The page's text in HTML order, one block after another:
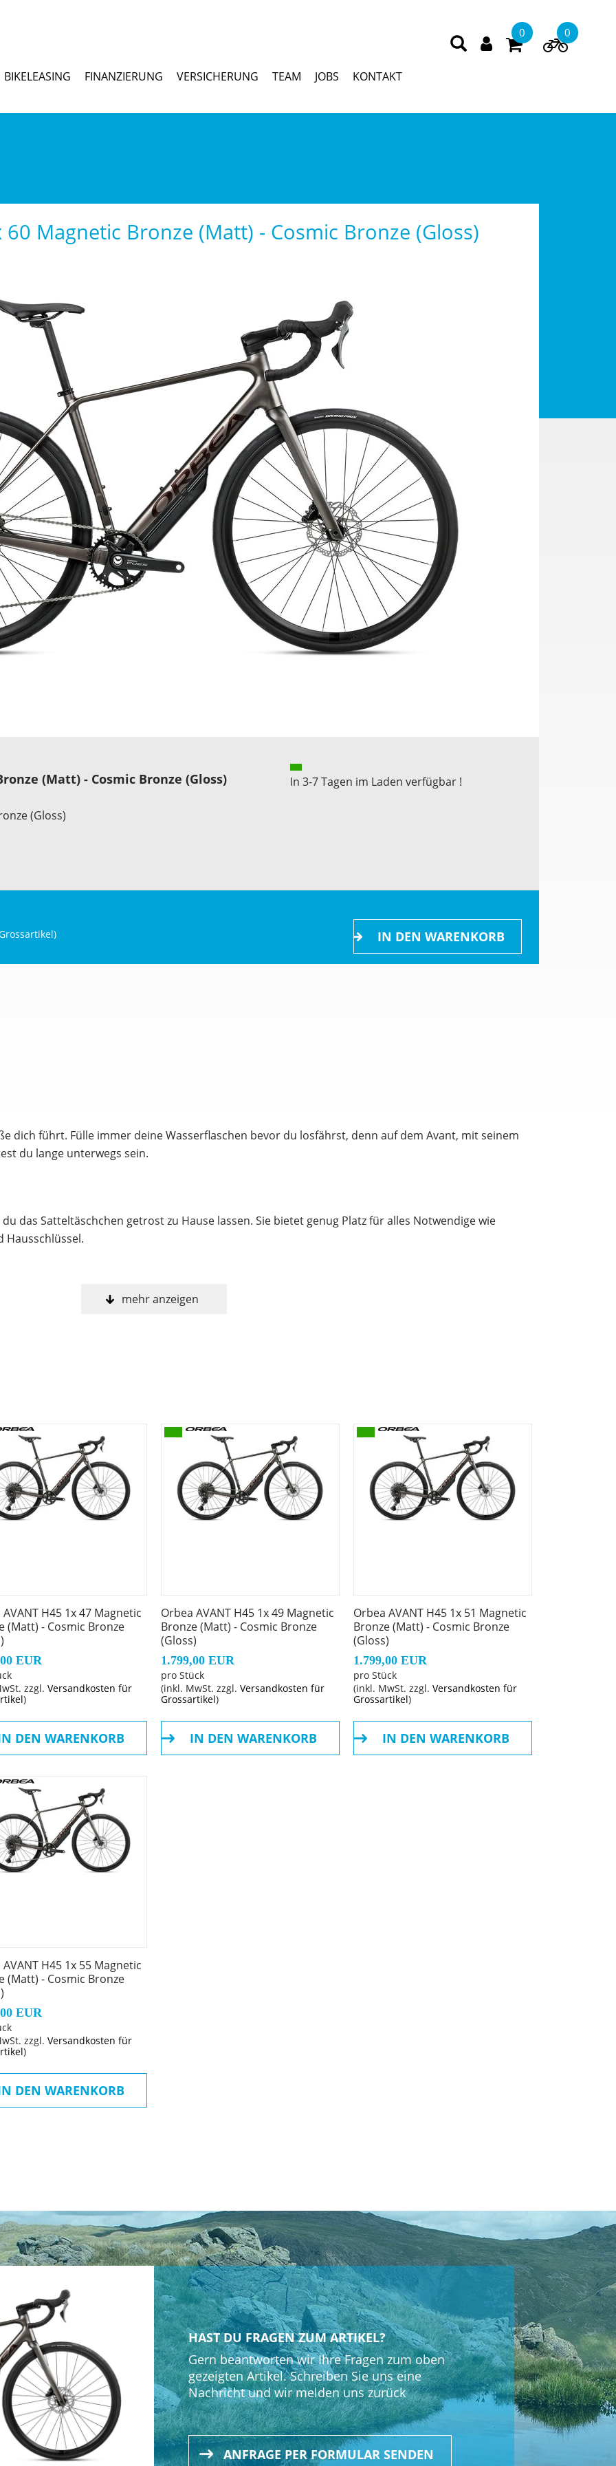
0 0
BIKELEASING FINANZIERUNG VERSICHERUNG TEAM JOBS KONTAKT
60 Magnetic Bronze (Matt) - Cosmic Bronze (Gloss)
(Matt) - Cosmic Bronze (Gloss)
(Gloss)
In 3-7 Tagen im Laden verfügbar !
) IN DEN WARENKORB
dich führt. Fülle immer deine Wasserflaschen bevor du losfährst, denn auf dem Avant, mit seinem
du lange unterwegs sein.
das Satteltäschchen getrost zu Hause lassen. Sie bietet genug Platz für alles Notwendige wie
Hausschlüssel.
zu kontrollieren, verringert das Gewicht, erhöht den Komfort und begrenzt ungewolltes Nachgeben.
Reach 70, Drop 125
mehr anzeigen
H45 1x 47 Magnetic
(Matt) - Cosmic Bronze
EUR
zzgl. Versandkosten für
)
DEN WARENKORB
Orbea AVANT H45 1x 49 Magnetic
Bronze (Matt) - Cosmic Bronze
(Gloss)
1.799,00 EUR
pro Stück
(inkl. MwSt. zzgl. Versandkosten für
Grossartikel)
IN DEN WARENKORB
Orbea AVANT H45 1x 51 Magnetic
Bronze (Matt) - Cosmic Bronze
(Gloss)
1.799,00 EUR
pro Stück
(inkl. MwSt. zzgl. Versandkosten für
Grossartikel)
IN DEN WARENKORB
H45 1x 55 Magnetic
(Matt) - Cosmic Bronze
EUR
zzgl. Versandkosten für
)
DEN WARENKORB
HAST DU FRAGEN ZUM ARTIKEL?
Gern beantworten wir Ihre Fragen zum oben
gezeigten Artikel. Schreiben Sie uns eine
Nachricht und wir melden uns zurück
ANFRAGE PER FORMULAR SENDEN